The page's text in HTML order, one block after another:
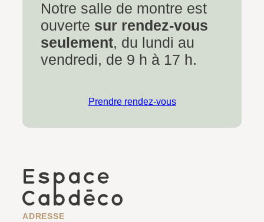
Notre salle de montre est
ouverte sur rendez-vous
seulement, du lundi au
vendredi, de 9 h à 17 h.
Prendre rendez-vous
ADRESSE